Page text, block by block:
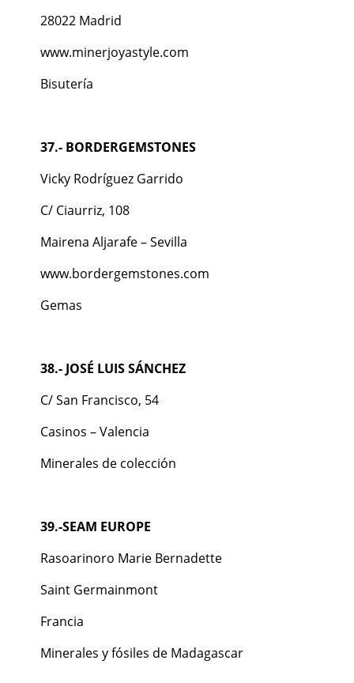
28022 Madrid
www.minerjoyastyle.com
Bisutería
37.- BORDERGEMSTONES
Vicky Rodríguez Garrido
C/ Ciaurriz, 108
Mairena Aljarafe – Sevilla
www.bordergemstones.com
Gemas
38.- JOSÉ LUIS SÁNCHEZ
C/ San Francisco, 54
Casinos – Valencia
Minerales de colección
39.-SEAM EUROPE
Rasoarinoro Marie Bernadette
Saint Germainmont
Francia
Minerales y fósiles de Madagascar